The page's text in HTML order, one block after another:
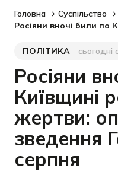
Головна Суспільство
Категорія
ПОЛІТИКА
Дата публікації
сьогодні
Росіяни
Київщині
жертви:
зведення
серпня